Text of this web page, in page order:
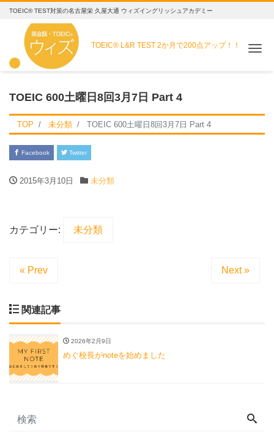
TOEIC® TEST対策の名古屋栄 久屋大通 ウィズイングリッシュアカデミー
TOEIC® L&R TEST2か月で200点アップ！！
TOEIC 600土曜日8回3月7日 Part 4
TOP 未分類 TOEIC 600土曜日8回3月7日 Part 4
Facebook Twitter
2015年3月10日 未分類
カテゴリー: 未分類
« Prev Next »
関連記事
2026年2月9日
めぐ校長がnoteを始めました